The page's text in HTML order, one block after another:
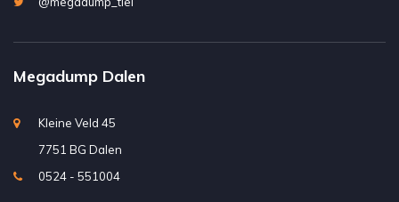
Megadump Dalen
Kleine Veld 45
7751 BG Dalen
0524 - 551004